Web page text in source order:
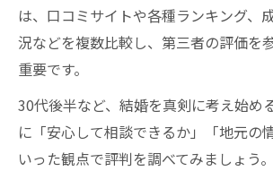
は、口コミサイトや各種ランキング、
況などを複数比較し、第三者の評価を
重要です。
30代後半など、結婚を真剣に考え始め
に「安心して相談できるか」「地元の
いった観点で評判を調べてみましょう